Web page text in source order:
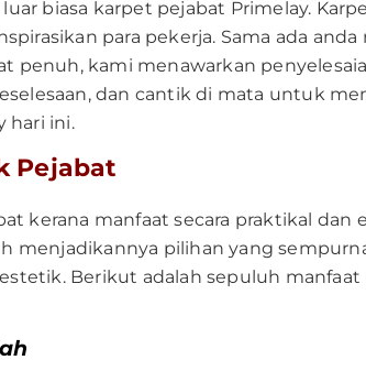
biasa karpet pejabat Primelay.
para pekerja. Sama ada
penuh, kami menawarkan
dan cantik di mata untuk
hari ini.
Pejabat
kerana manfaat secara praktikal dan
pilihan yang
Berikut adalah sepuluh